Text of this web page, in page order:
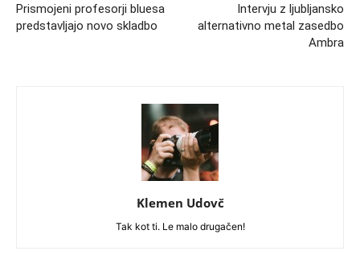
Prismojeni profesorji bluesa
predstavljajo novo skladbo
Intervju z ljubljansko
alternativno metal zasedbo
Ambra
Klemen Udovč
Tak kot ti. Le malo drugačen!